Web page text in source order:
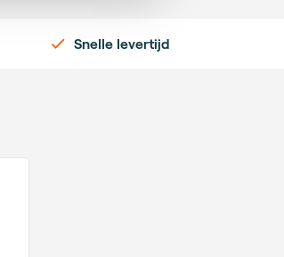
Snelle levertijd